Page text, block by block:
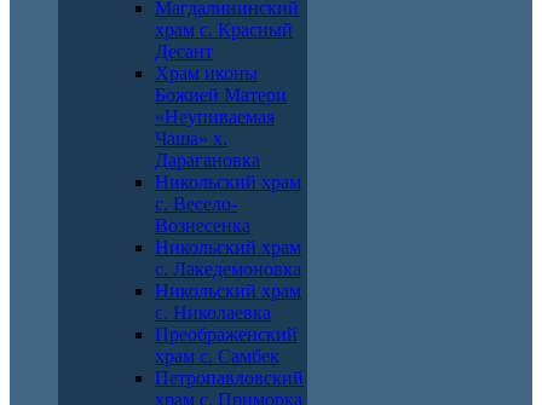
Магдалининский
храм с. Красный
Десант
Храм иконы
Божией Матери
«Неупиваемая
Чаша» х.
Дарагановка
Никольский храм
с. Весело-
Вознесенка
Никольский храм
с. Лакедемоновка
Никольский храм
с. Николаевка
Преображенский
храм с. Самбек
Петропавловский
храм с. Приморка